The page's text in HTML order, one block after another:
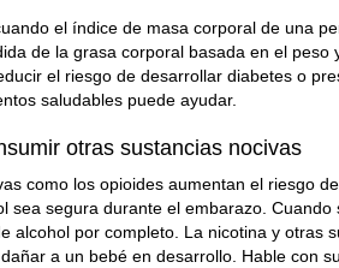
el índice de masa corporal de una
de la grasa corporal basada en el peso
el riesgo de desarrollar diabetes o
saludables puede ayudar.
otras sustancias nocivas
como los opioides aumentan el riesgo
sea segura durante el embarazo.
alcohol por completo. La nicotina y otras
a un bebé en desarrollo. Hable con